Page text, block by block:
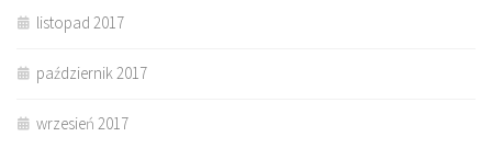
listopad 2017
październik 2017
wrzesień 2017